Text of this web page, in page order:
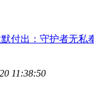
默付出：守护者无私
11:38:50